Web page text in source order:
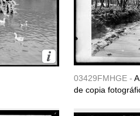
03429FMHGE -
de copia